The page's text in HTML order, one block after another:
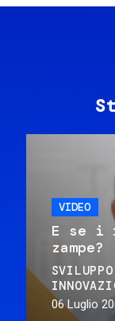
VIDEO
E se i
zampe?
06 Luglio